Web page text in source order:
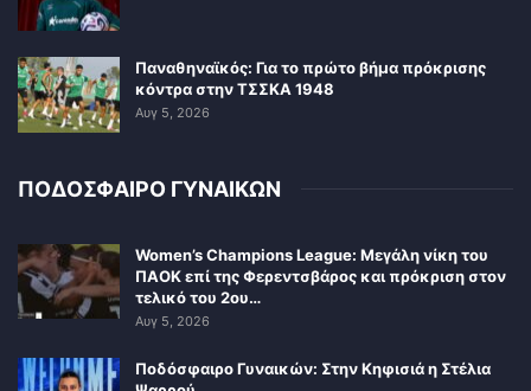
Παναθηναϊκός: Για το πρώτο βήμα πρόκρισης
κόντρα στην ΤΣΣΚΑ 1948
Αυγ 5, 2026
ΠΟΔΟΣΦΑΙΡΟ ΓΥΝΑΙΚΩΝ
Women’s Champions League: Μεγάλη νίκη του
ΠΑΟΚ επί της Φερεντσβάρος και πρόκριση στον
τελικό του 2ου…
Αυγ 5, 2026
Ποδόσφαιρο Γυναικών: Στην Κηφισιά η Στέλια